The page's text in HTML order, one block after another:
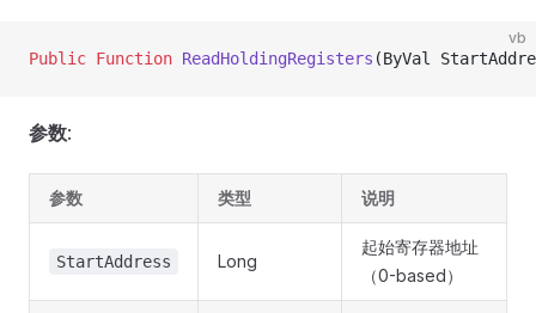
vb
Public Function ReadHoldingRegisters (ByVal
参数:
参数 类型 说明
StartAddress Long
起始寄存器地址
（0-based）